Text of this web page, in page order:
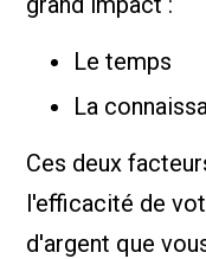
Le temps
La
Ces deux
l'efficacité de
d'argent que